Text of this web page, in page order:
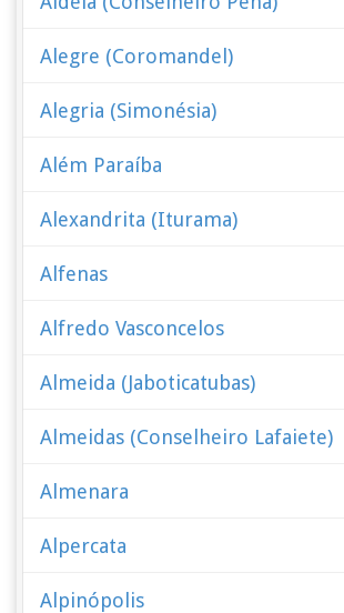
Alegre (Coromandel)
Alegria (Simonésia)
Além Paraíba
Alexandrita (Iturama)
Alfenas
Alfredo Vasconcelos
Almeida (Jaboticatubas)
Almeidas (Conselheiro Lafaiete)
Almenara
Alpercata
Alpinópolis